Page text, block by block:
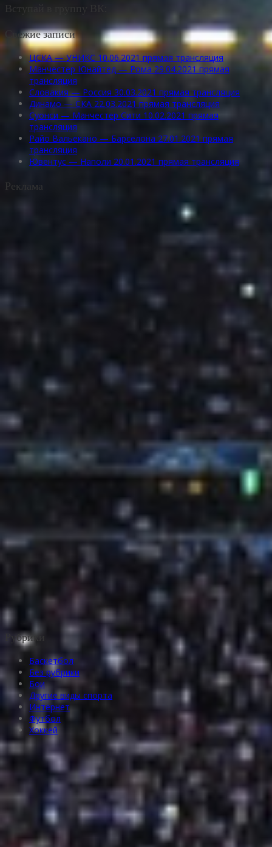
Вступай в группу ВК:
Свежие записи
ЦСКА — УНИКС 10.06.2021 прямая трансляция
Манчестер Юнайтед — Рома 29.04.2021 прямая
трансляция
Словакия — Россия 30.03.2021 прямая трансляция
Динамо — СКА 22.03.2021 прямая трансляция
Суонси — Манчестер Сити 10.02.2021 прямая
трансляция
Райо Вальекано — Барселона 27.01.2021 прямая
трансляция
Ювентус — Наполи 20.01.2021 прямая трансляция
Реклама
Рубрики
Баскетбол
Без рубрики
Бои
Другие виды спорта
Интернет
Футбол
Хоккей